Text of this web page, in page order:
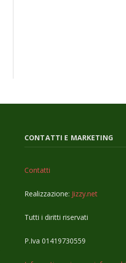
CONTATTI E MARKETING
Contatti
Realizzazione: Jizzy.net
Tutti i diritti riservati
P.Iva 01419730559